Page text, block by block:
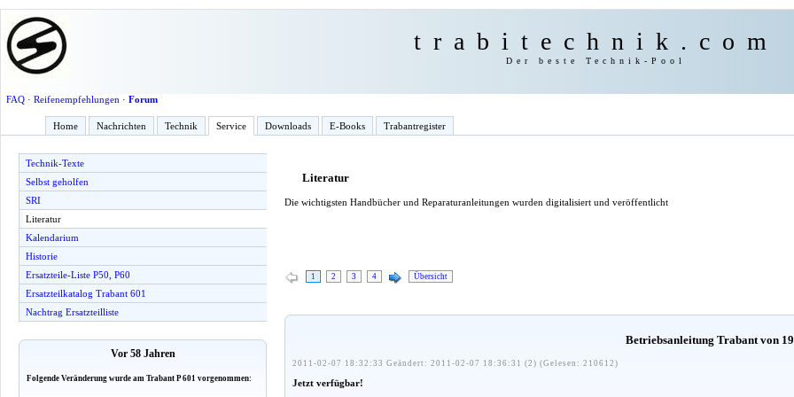
trabitechnik.com
Der beste Technik-Pool
FAQ· Reifenempfehlungen · Forum
Home Nachrichten Technik Service Downloads E-Books Trabantregister
Technik-Texte
Selbst geholfen
SRI
Literatur
Kalendarium
Historie
Ersatzteile-Liste P50, P60
Ersatzteilkatalog Trabant 601
Nachtrag Ersatzteilliste
Vor 58 Jahren
Folgende Veränderung wurde am Trabant P 601 vorgenommen:
Literatur
Die wichtigsten Handbücher und Reparaturanleitungen wurden digitalisiert und veröffentlicht
1 2 3 4 Übersicht
Betriebsanleitung Trabant von
2011-02-07 18:32:33 Geändert: 2011-02-07 18:36:31 (2) (Gelesen: 210612)
Jetzt verfügbar!